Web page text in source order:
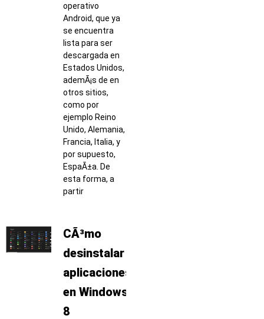
operativo
Android, que ya
se encuentra
lista para ser
descargada en
Estados Unidos,
ademÃ¡s de en
otros sitios,
como por
ejemplo Reino
Unido, Alemania,
Francia, Italia, y
por supuesto,
EspaÃ±a. De
esta forma, a
partir
CÃ³mo
desinstalar
aplicaciones
en Windows
8